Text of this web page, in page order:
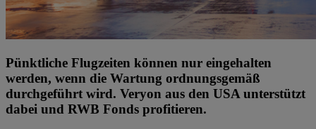
Pünktliche Flugzeiten können nur eingehalten
werden, wenn die Wartung ordnungsgemäß
durchgeführt wird. Veryon aus den USA unterstützt
dabei und RWB Fonds profitieren.